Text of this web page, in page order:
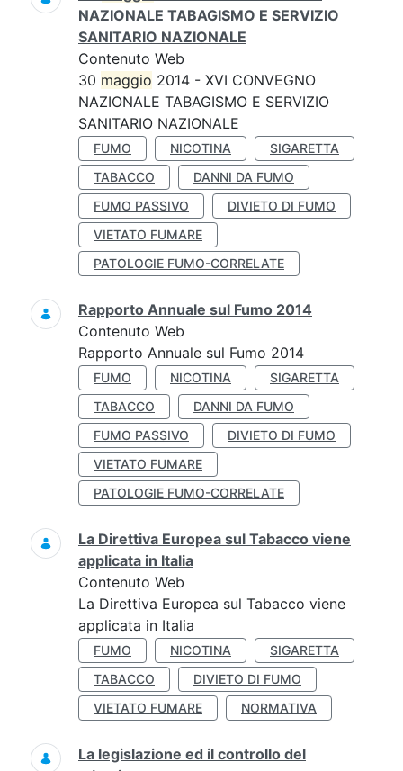
NAZIONALE TABAGISMO E SERVIZIO
SANITARIO NAZIONALE
Contenuto Web
30 maggio 2014 - XVI CONVEGNO
NAZIONALE TABAGISMO E SERVIZIO
SANITARIO NAZIONALE
FUMO NICOTINA
SIGARETTA
TABACCO
DANNI DA FUMO
FUMO PASSIVO
DIVIETO DI FUMO
VIETATO FUMARE
PATOLOGIE FUMO-CORRELATE
Rapporto Annuale sul Fumo 2014
Contenuto Web
Rapporto Annuale sul Fumo 2014
FUMO NICOTINA
SIGARETTA
TABACCO
DANNI DA FUMO
FUMO PASSIVO
DIVIETO DI FUMO
VIETATO FUMARE
PATOLOGIE FUMO-CORRELATE
La Direttiva Europea sul Tabacco viene
applicata in Italia
Contenuto Web
La Direttiva Europea sul Tabacco viene
applicata in Italia
FUMO NICOTINA
SIGARETTA
TABACCO
DIVIETO DI FUMO
VIETATO FUMARE
NORMATIVA
La legislazione ed il controllo del